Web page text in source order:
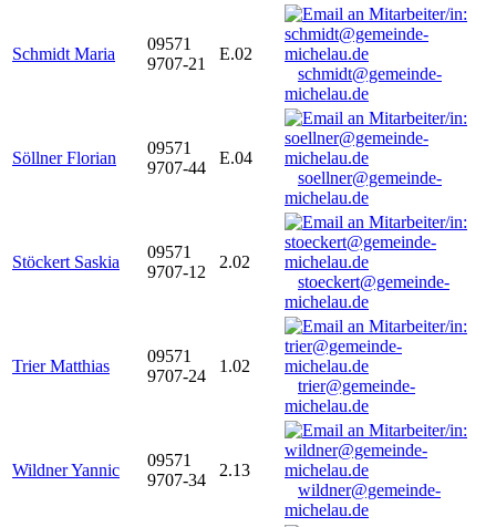
Schmidt Maria
09571
9707-21
E.02
schmidt@gemeinde-
michelau.de
Söllner Florian
09571
9707-44
E.04
soellner@gemeinde-
michelau.de
Stöckert Saskia
09571
9707-12
2.02
stoeckert@gemeinde-
michelau.de
Trier Matthias
09571
9707-24
1.02
trier@gemeinde-
michelau.de
Wildner Yannic
09571
9707-34
2.13
wildner@gemeinde-
michelau.de